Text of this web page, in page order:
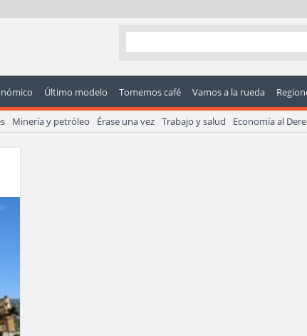
Último modelo Tomemos café Vamos a la rueda
Minería y petróleo Érase una vez Trabajo y salud Economía al